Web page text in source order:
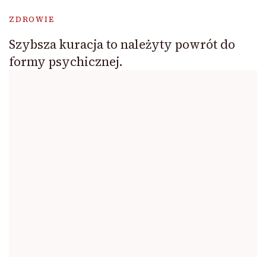
ZDROWIE
Szybsza kuracja to należyty powrót do
formy psychicznej.